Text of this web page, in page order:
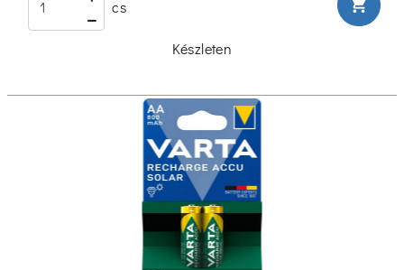
cs shopping_cart
Készleten